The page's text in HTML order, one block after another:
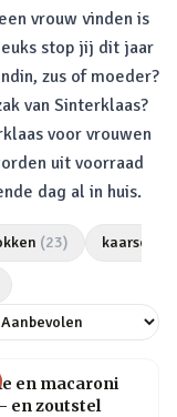
vrouw vinden is
stop jij dit jaar
zus of moeder?
van Sinterklaas?
voor vrouwen
uit voorraad
dag al in huis.
(23) kaarsen
en macaroni
en zoutstel